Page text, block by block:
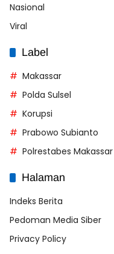
Nasional
Viral
Label
Makassar
Polda Sulsel
Korupsi
Prabowo Subianto
Polrestabes Makassar
Halaman
Indeks Berita
Pedoman Media Siber
Privacy Policy